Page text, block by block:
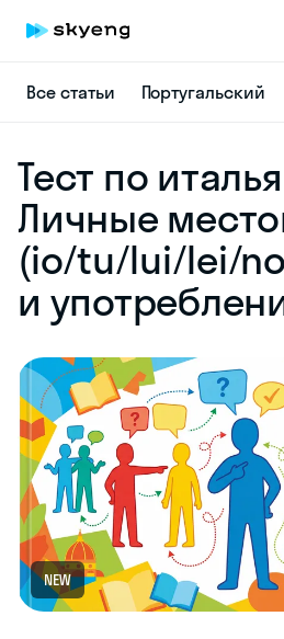
Все статьи Португальский
Тест по
Личные
(io/tu/lui/lei/
и
NEW
online